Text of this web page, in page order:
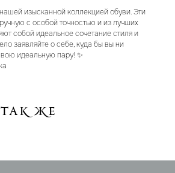
изысканной коллекцией обуви. Эти
с особой точностью и из лучших
собой идеальное сочетание стиля и
заявляйте о себе, куда бы вы ни
идеальную пару! ✨
же